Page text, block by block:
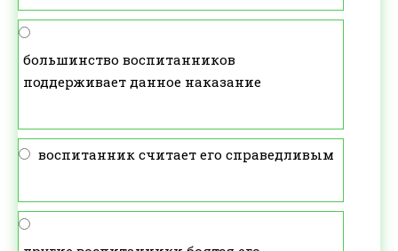
большинство воспитанников
поддерживает данное наказание
воспитанник считает его справедливым